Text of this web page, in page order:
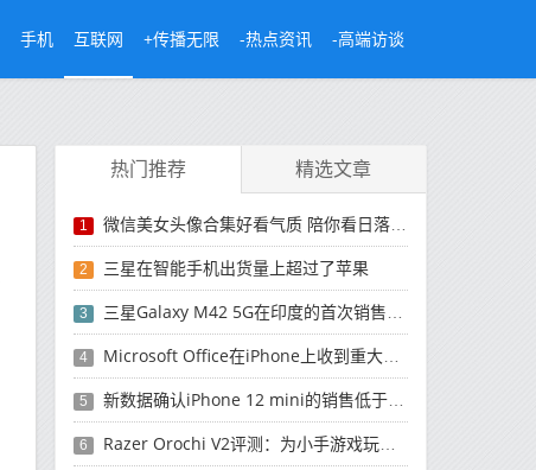
手机 互联网 +传播无限 -热点资讯 -高端访谈
热门推荐 精选文章
1 微信美女头像合集好看气质 陪你看日落的人比日落更浪漫
2 三星在智能手机出货量上超过了苹果
3 三星Galaxy M42 5G在印度的首次销售将于今晚开始
4 Microsoft Office在iPhone上收到重大更新
5 新数据确认iPhone 12 mini的销售低于预期
6 Razer Orochi V2评测：为小手游戏玩家设计的鼠标